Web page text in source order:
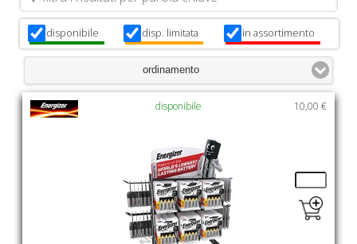
disponibile
x
disp. limitata
x
in assortimento
x
ordinamento
10,00 €
disponibile